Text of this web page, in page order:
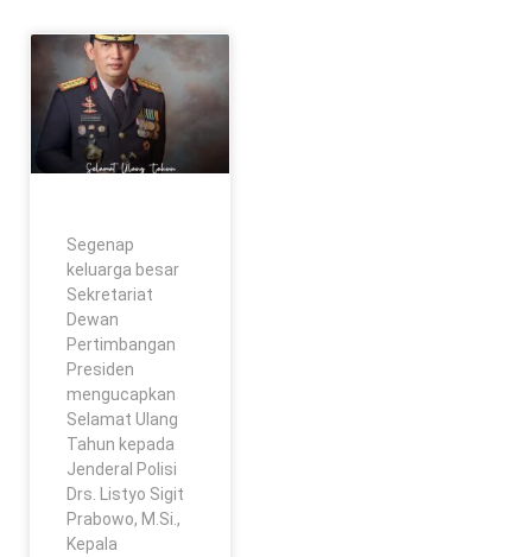
Segenap
keluarga besar
Sekretariat
Dewan
Pertimbangan
Presiden
mengucapkan
Selamat Ulang
Tahun kepada
Jenderal Polisi
Drs. Listyo Sigit
Prabowo, M.Si.,
Kepala